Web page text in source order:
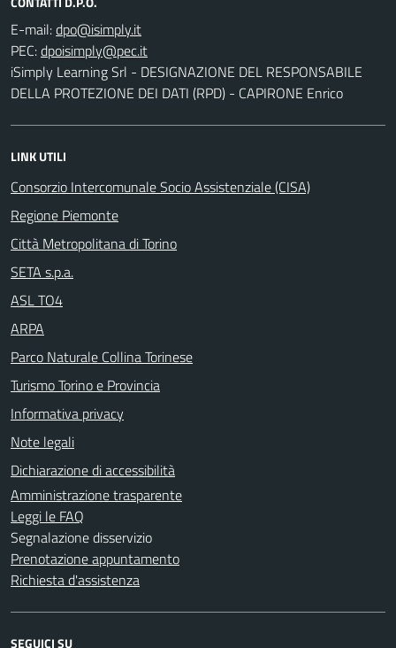
E-mail:
PEC:
iSimply Learning Srl - DESIGNAZIONE DEL RESPONSABILE
DELLA PROTEZIONE DEI DATI (RPD) - CAPIRONE Enrico
LINK UTILI
Consorzio Intercomunale Socio Assistenziale (CISA)
Regione Piemonte
Città Metropolitana di Torino
SETA s.p.a.
ASL TO4
ARPA
Parco Naturale Collina Torinese
Turismo Torino e Provincia
Informativa privacy
Note legali
Dichiarazione di accessibilità
Amministrazione trasparente
Leggi le FAQ
Segnalazione disservizio
Prenotazione appuntamento
Richiesta d'assistenza
SEGUICI SU